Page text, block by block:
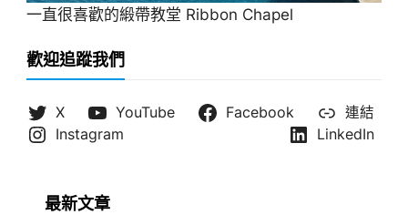
一直很喜歡的緞帶教堂 Ribbon Chapel
歡迎追蹤我們
X YouTube Facebook
連結
Instagram
LinkedIn
最新文章